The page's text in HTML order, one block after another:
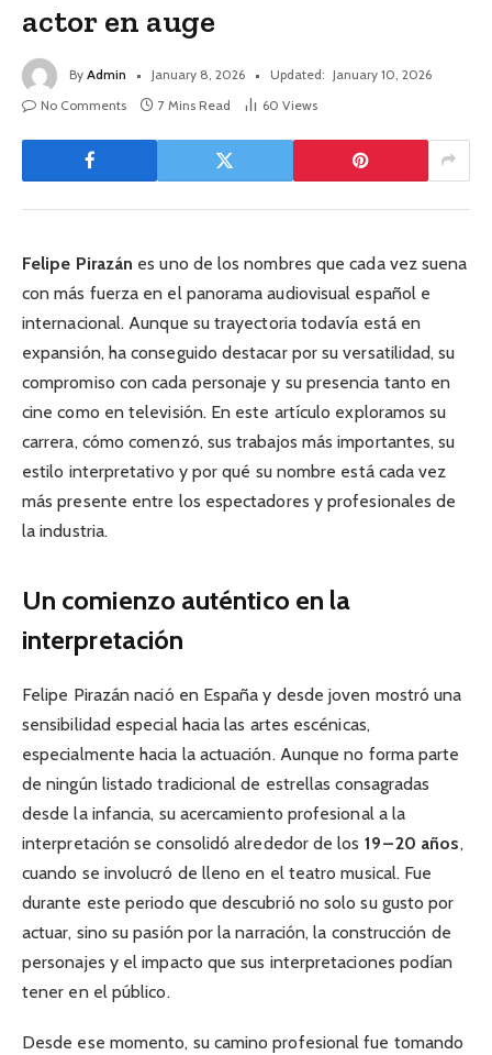
actor en auge
By Admin January 8, 2026 Updated: January 10, 2026
No Comments
7 Mins Read 60 Views
Felipe Pirazán es uno de los nombres que cada vez suena
con más fuerza en el panorama audiovisual español e
internacional. Aunque su trayectoria todavía está en
expansión, ha conseguido destacar por su versatilidad, su
compromiso con cada personaje y su presencia tanto en
cine como en televisión. En este artículo exploramos su
carrera, cómo comenzó, sus trabajos más importantes, su
estilo interpretativo y por qué su nombre está cada vez
más presente entre los espectadores y profesionales de
la industria.
Un comienzo auténtico en la
interpretación
Felipe Pirazán nació en España y desde joven mostró una
sensibilidad especial hacia las artes escénicas,
especialmente hacia la actuación. Aunque no forma parte
de ningún listado tradicional de estrellas consagradas
desde la infancia, su acercamiento profesional a la
interpretación se consolidó alrededor de los 19 – 20 años,
cuando se involucró de lleno en el teatro musical. Fue
durante este periodo que descubrió no solo su gusto por
actuar, sino su pasión por la narración, la construcción de
personajes y el impacto que sus interpretaciones podían
tener en el público.
Desde ese momento, su camino profesional fue tomando